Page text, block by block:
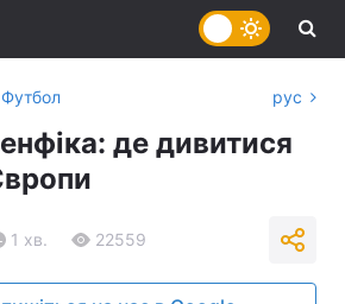
Футбол рус
де дивитися
1 хв. 22559